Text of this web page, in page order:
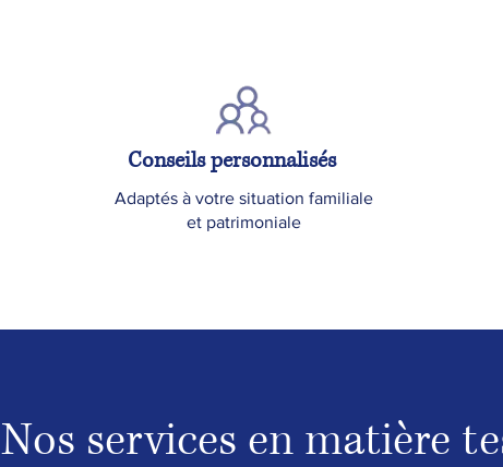
Conseils personnalisés
Adaptés à votre situation familiale
et patrimoniale
Nos services en matière